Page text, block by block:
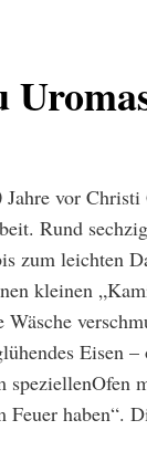
vor
Rund
zum leichten
kleinen
Eisen
haben“.